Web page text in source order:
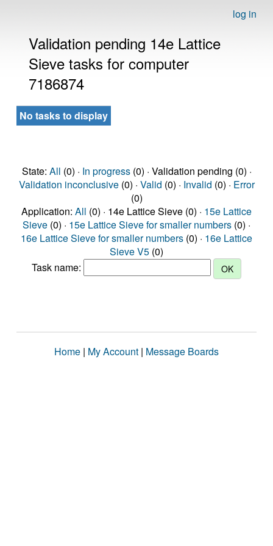
log in
Validation pending 14e Lattice
Sieve tasks for computer
7186874
No tasks to display
State: All (0) · In progress(0) · Validation pending (0) ·
Validation inconclusive(0) · Valid (0) · Invalid (0) · Error
(0)
Application: All (0) · 14e Lattice Sieve (0) · 15e Lattice
Sieve (0) · 15e Lattice Sieve for smaller numbers (0) ·
16e Lattice Sieve for smaller numbers (0) · 16e Lattice
Sieve V5 (0)
Task name:
Home | My Account | Message Boards